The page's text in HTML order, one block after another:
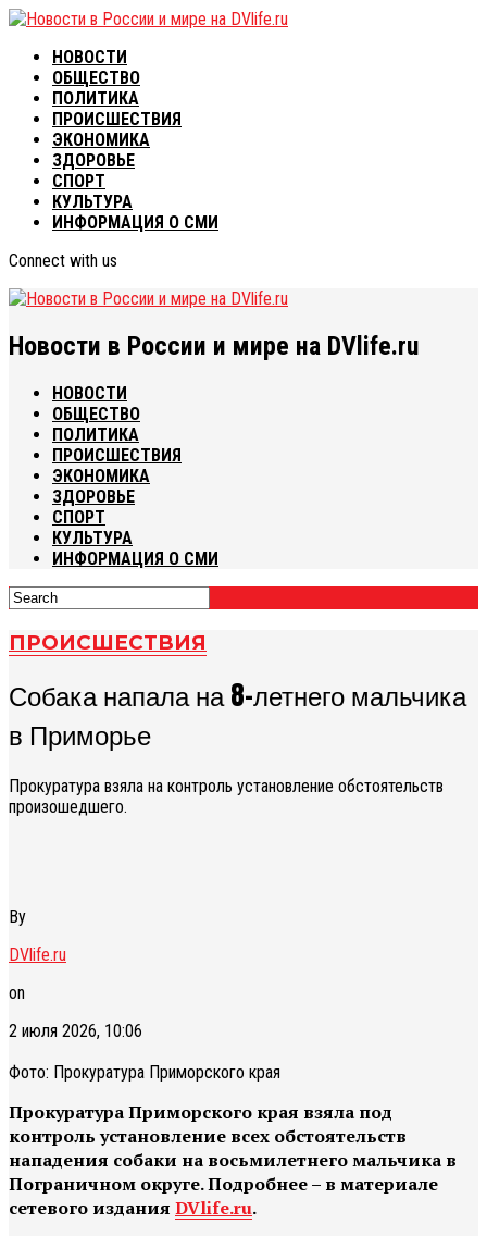
НОВОСТИ
ОБЩЕСТВО
ПОЛИТИКА
ПРОИСШЕСТВИЯ
ЭКОНОМИКА
ЗДОРОВЬЕ
СПОРТ
КУЛЬТУРА
ИНФОРМАЦИЯ О СМИ
Connect with us
Новости в России и мире на DVlife.ru
НОВОСТИ
ОБЩЕСТВО
ПОЛИТИКА
ПРОИСШЕСТВИЯ
ЭКОНОМИКА
ЗДОРОВЬЕ
СПОРТ
КУЛЬТУРА
ИНФОРМАЦИЯ О СМИ
ПРОИСШЕСТВИЯ
Собака напала на 8-летнего мальчика
в Приморье
Прокуратура взяла на контроль установление обстоятельств
произошедшего.
By
DVlife.ru
on
2 июля 2026, 10:06
Фото: Прокуратура Приморского края
Прокуратура Приморского края взяла под
контроль установление всех обстоятельств
нападения собаки на восьмилетнего мальчика в
Пограничном округе. Подробнее – в материале
сетевого издания DVlife.ru.